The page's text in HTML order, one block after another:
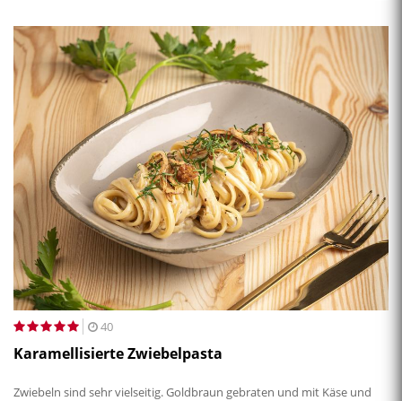
40
Karamellisierte Zwiebelpasta
Zwiebeln sind sehr vielseitig. Goldbraun gebraten und mit Käse und